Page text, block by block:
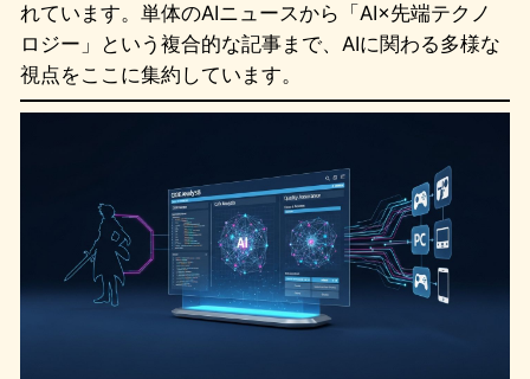
れています。単体のAIニュースから「AI×先端テクノ
ロジー」という複合的な記事まで、AIに関わる多様な
視点をここに集約しています。